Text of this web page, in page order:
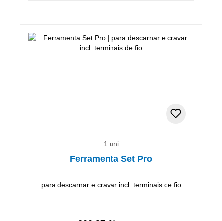
1 uni
Ferramenta Set Pro
para descarnar e cravar incl. terminais de fio